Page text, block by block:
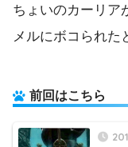
ちょいのカーリア
メルにボコられた
前回はこちら